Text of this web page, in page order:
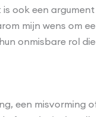
ook een
mijn wens om
onmisbare rol
een